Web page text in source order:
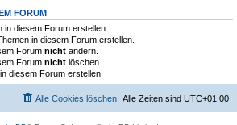
FORUM
in diesem Forum erstellen.
in diesem Forum erstellen.
Forum nicht ändern.
Forum nicht löschen.
diesem Forum erstellen.
Alle Zeiten sind UTC+01:00
Alle Cookies löschen